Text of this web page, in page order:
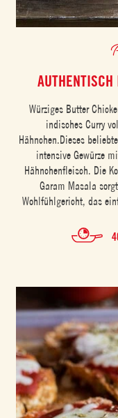
Würziges Butter
indisches Curry
Hähnchen.Dieses
intensive Gewürze
Hähnchenfleisch. Die
Garam Masala
Wohlfühlgericht, das